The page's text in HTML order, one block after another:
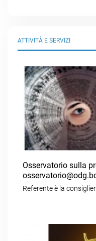
ATTIVITÀ E SERVIZI
Osservatorio sulla
Referente è la